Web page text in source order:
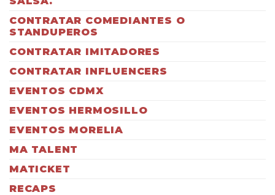
CONTRATAR COMEDIANTES O
STANDUPEROS
CONTRATAR IMITADORES
CONTRATAR INFLUENCERS
EVENTOS CDMX
EVENTOS HERMOSILLO
EVENTOS MORELIA
MA TALENT
MATICKET
RECAPS